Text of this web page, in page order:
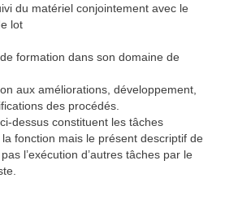
du matériel conjointement avec le
lot
de formation dans son domaine de
aux améliorations, développement,
des procédés.
dessus constituent les tâches
fonction mais le présent descriptif de
l’exécution d’autres tâches par le